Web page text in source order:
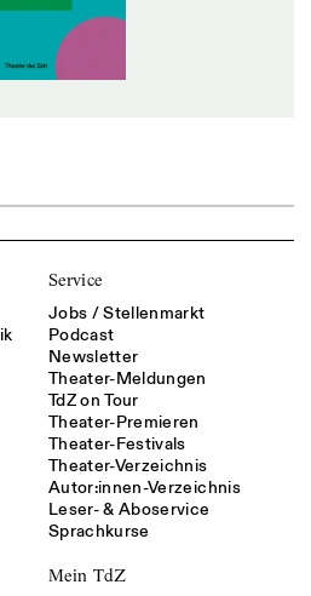
Service
Jobs / Stellenmarkt
Podcast
Newsletter
Theater-Meldungen
TdZ on Tour
Theater-Premieren
Theater-Festivals
Theater-Verzeichnis
Autor:innen-Verzeichnis
Leser- & Aboservice
Sprachkurse
Mein TdZ